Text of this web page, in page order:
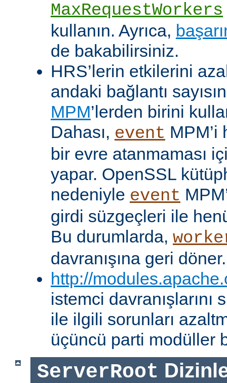
MaxRequestWorkers
kullanın. Ayrıca,
de bakabilirsiniz.
HRS’lerin etkilerini
andaki bağlantı
MPM’lerden birini
Dahası, event MPM’i
bir evre atanmaması
yapar. OpenSSL
nedeniyle event
girdi süzgeçleri ile
Bu durumlarda,
davranışına geri döner.
http://
istemci davranışlarını
ile ilgili sorunları
üçüncü parti modüller
ServerRoot